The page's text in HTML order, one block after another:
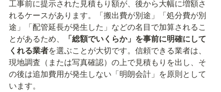
工事前に提示された見積もり額が、後から大幅に増額さ
れるケースがあります。「搬出費が別途」「処分費が別
途」「配管延長が発生した」などの名目で加算されるこ
とがあるため、
「総額でいくらか」を事前に明確にして
くれる業者を選ぶことが大切です。信頼できる業者は、
現地調査（または写真確認）の上で見積もりを出し、そ
の後は追加費用が発生しない「明朗会計」を原則として
います。